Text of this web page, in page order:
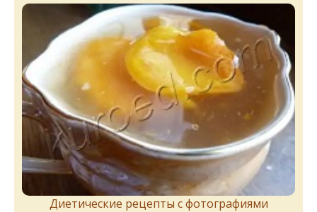
Диетические рецепты с фотографиями